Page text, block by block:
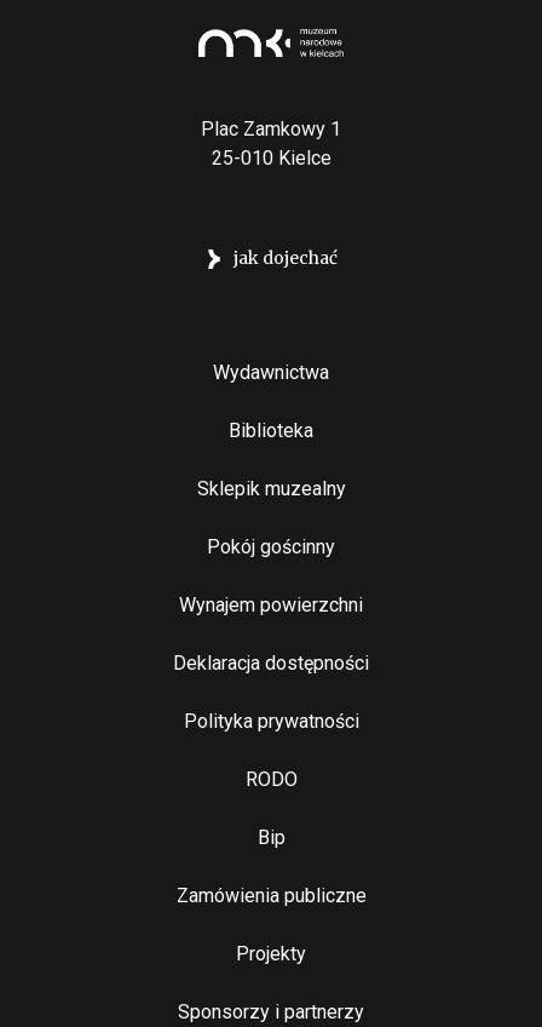
Plac Zamkowy 1
25-010 Kielce
jak dojechać
Wydawnictwa
Biblioteka
Sklepik muzealny
Pokój gościnny
Wynajem powierzchni
Stopka 2
Deklaracja dostępności
Polityka prywatności
RODO
Bip
Zamówienia publiczne
Najważniejsze linki
Projekty
Sponsorzy i partnerzy